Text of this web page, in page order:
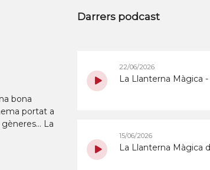
bona
portat a
La
Darrers podcast
22/06/2026
15/06/2026
La Llanterna Màgica